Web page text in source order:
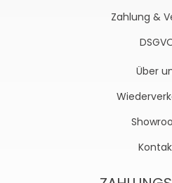
Zahlung &
Über